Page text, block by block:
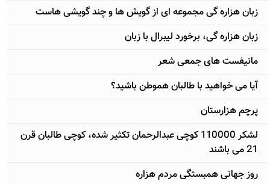
زبان هزاره گی مجموعه ای از گویش ها و چند گویشی هاست
زبان هزاره گی، برخورد لیبرال با زبان
مانیفست های جمعی شعر
آيا می خواهید با طالبان هموطن باشید؟
پرچم هزارستان
لشکر 110000 کوچی عبدالرحمان تکثیر شده، کوچی طالبان قرن
21 می باشند
روز جهانی همبستگی مردم هزاره